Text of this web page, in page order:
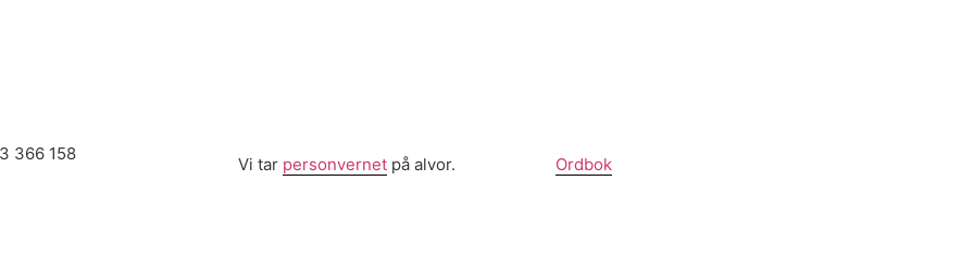
366 158
Vi tar personvernetpå alvor. Ordbok